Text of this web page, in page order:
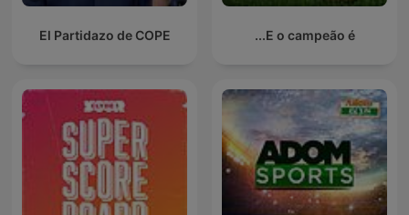
E o campeão é...
El Partidazo de COPE